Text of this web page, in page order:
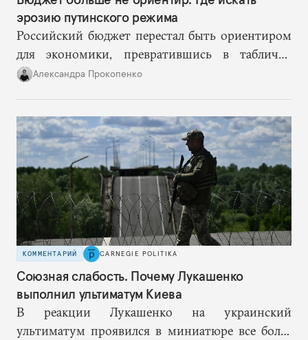
эрозию путинского режима
Российский бюджет перестал быть ориентиром
для экономики, превратившись в табличку
«расходов и доходов», не предназначенную для
Александра Прокопенко
КОММЕНТАРИЙ CARNEGIE POLITIKA
Союзная слабость. Почему Лукашенко
выполнил ультиматум Киева
В реакции Лукашенко на украинский
ультиматум проявился в миниатюре все более